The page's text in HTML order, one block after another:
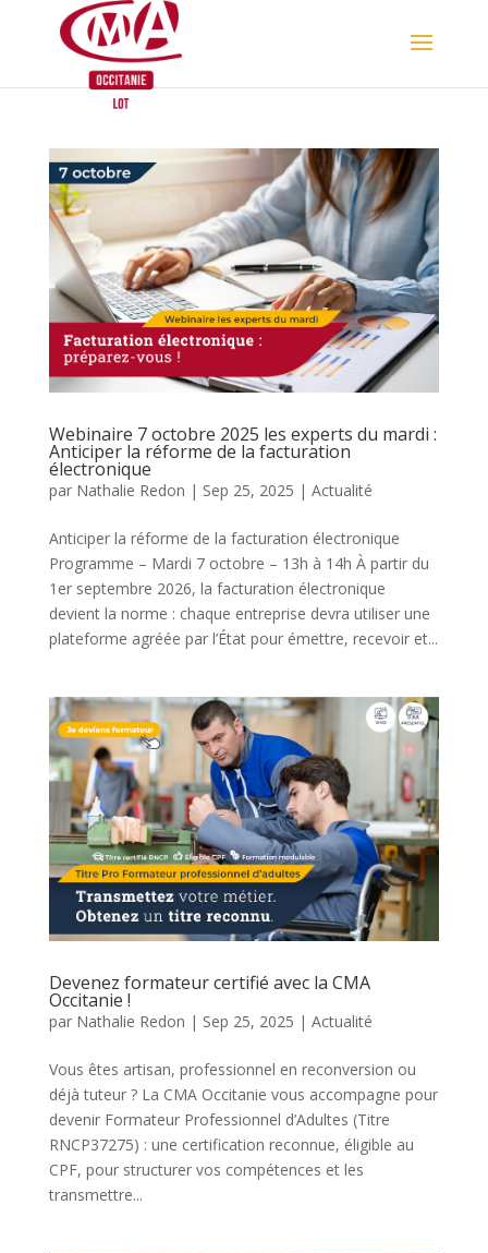
Webinaire 7 octobre 2025 les experts du mardi :
Anticiper la réforme de la facturation
électronique
par Nathalie Redon | Sep 25, 2025 | Actualité
Anticiper la réforme de la facturation électronique
Programme – Mardi 7 octobre – 13h à 14h À partir du
1er septembre 2026, la facturation électronique
devient la norme : chaque entreprise devra utiliser une
plateforme agréée par l’État pour émettre, recevoir et...
Devenez formateur certifié avec la CMA
Occitanie !
par Nathalie Redon | Sep 25, 2025 | Actualité
Vous êtes artisan, professionnel en reconversion ou
déjà tuteur ? La CMA Occitanie vous accompagne pour
devenir Formateur Professionnel d’Adultes (Titre
RNCP37275) : une certification reconnue, éligible au
CPF, pour structurer vos compétences et les
transmettre...